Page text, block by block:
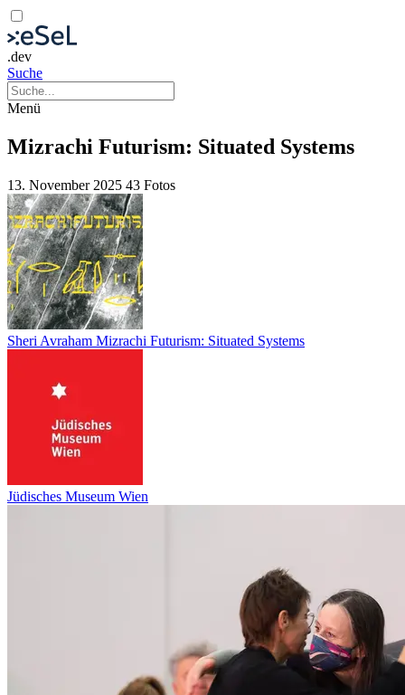
.dev
Suche
Menü
Mizrachi Futurism: Situated Systems
13. November 2025 43 Fotos
Sheri Avraham Mizrachi Futurism: Situated Systems
Jüdisches Museum Wien